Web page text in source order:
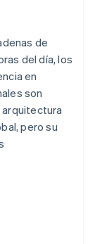
de
del día, los
en
son
pero su